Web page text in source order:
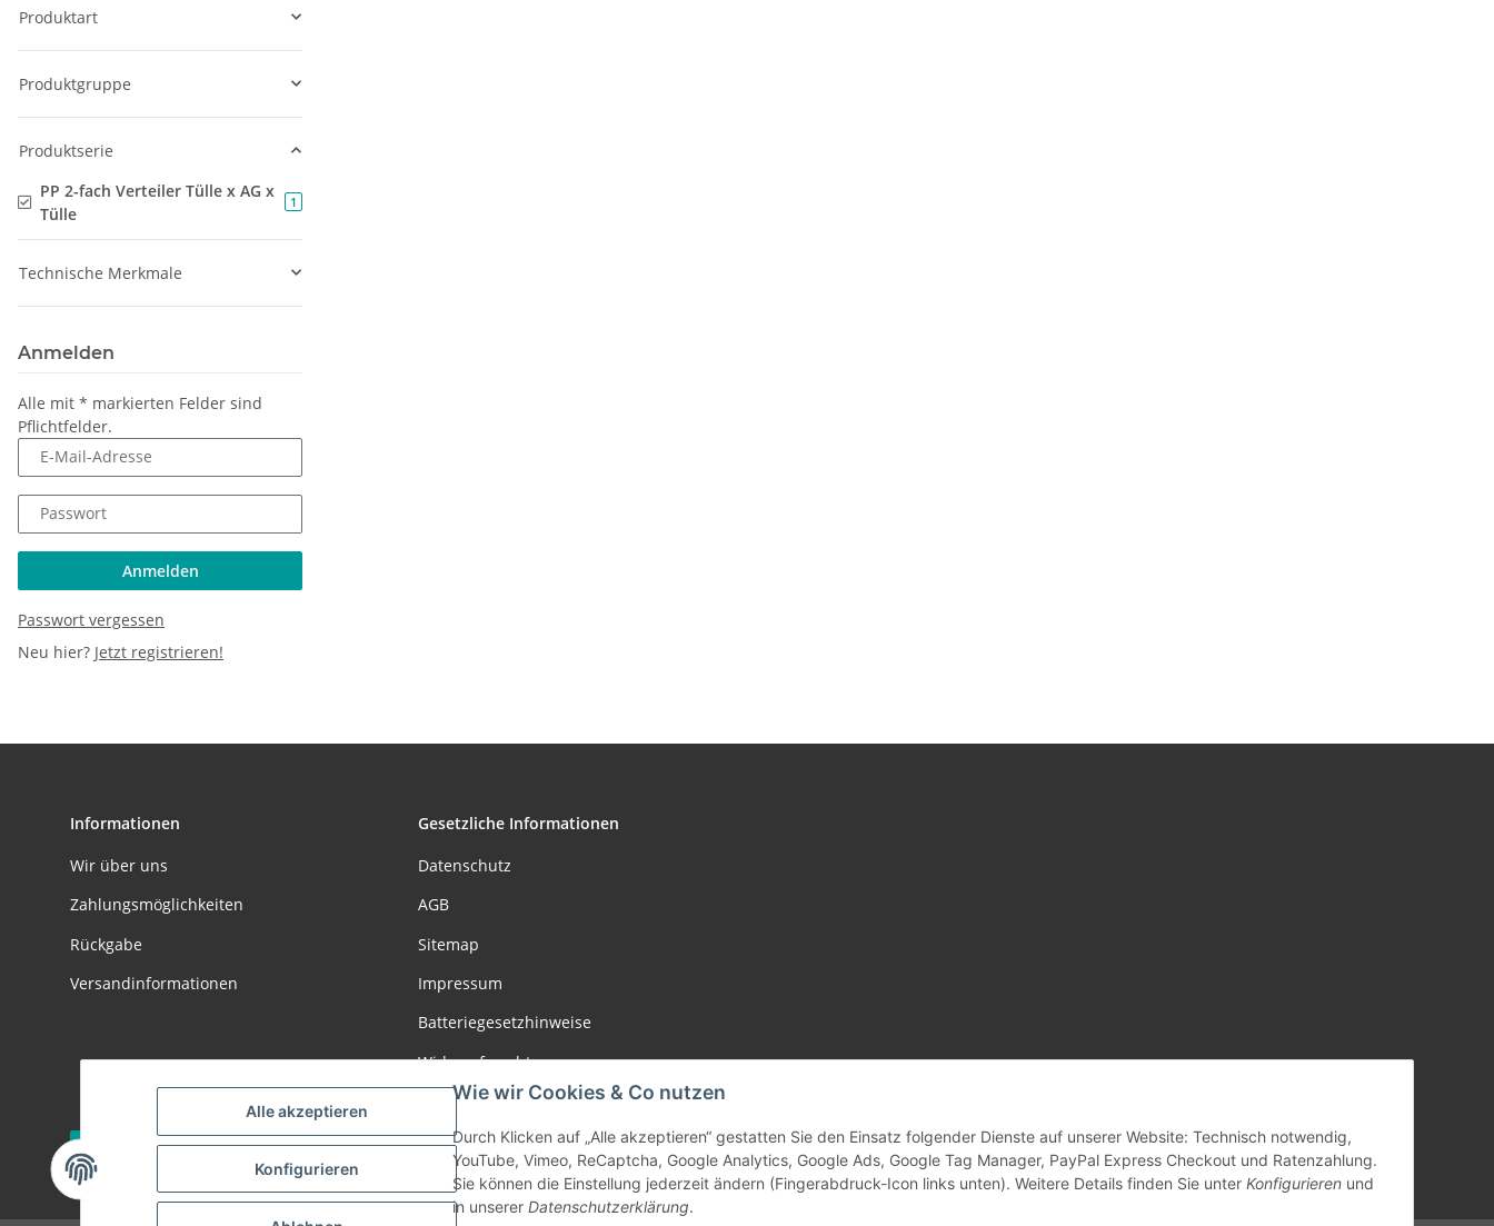
Alle akzeptieren
Konfigurieren
Wie wir Cookies & Co nutzen
Durch Klicken auf „Alle akzeptieren“ gestatten Sie den Einsatz folgender Dienste auf unserer Website: Technisch notwendig,
YouTube, Vimeo, ReCaptcha, Google Analytics, Google Ads, Google Tag Manager, PayPal Express Checkout und Ratenzahlung.
Sie können die Einstellung jederzeit ändern (Fingerabdruck-Icon links unten). Weitere Details finden Sie unter Konfigurieren und
in unserer Datenschutzerklärung.
Produktart
Produktgruppe
Produktserie
PP 2-fach Verteiler Tülle x AG x
Tülle
1Artikel gefunden
Technische Merkmale
Anmelden
Alle mit * markierten Felder sind
Pflichtfelder.
E-Mail-Adresse
Passwort
Anmelden
Passwort vergessen
Neu hier? Jetzt registrieren!
Informationen
Wir über uns
Zahlungsmöglichkeiten
Rückgabe
Versandinformationen
Gesetzliche Informationen
Datenschutz
AGB
Sitemap
Impressum
Batteriegesetzhinweise
Widerrufsrecht
Vertrag widerrufen
* Alle Preise inkl. gesetzlicher USt., zzgl.Versand